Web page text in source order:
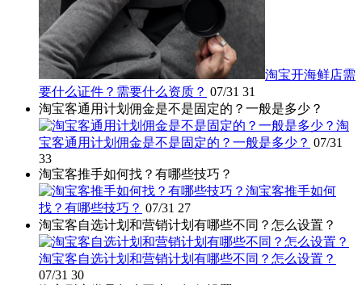
淘宝开海鲜店需
要什么证件？需要什么资质？ 07/31 31
淘宝客通用计划佣金是不是固定的？一般是多少？
淘
宝客通用计划佣金是不是固定的？一般是多少？ 07/31
33
淘宝客推手如何找？有哪些技巧？
淘宝客推手如何
找？有哪些技巧？ 07/31 27
淘宝客自选计划和营销计划有哪些不同？怎么设置？
淘宝客自选计划和营销计划有哪些不同？怎么设置？
07/31 30